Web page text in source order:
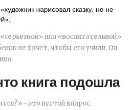
нарисовал сказку, но не
или «воспитательной»
не хочет, чтобы его учили. Он
книга подошла
- это пустой вопрос.